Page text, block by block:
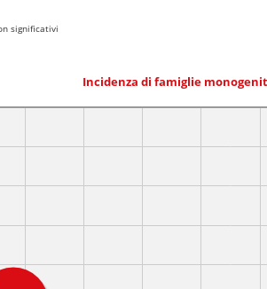
significativi
Incidenza di famiglie